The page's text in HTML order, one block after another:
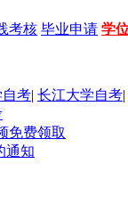
考核 毕业申请 学
考| 长江大学自考|
通知